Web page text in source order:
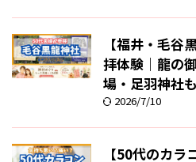
【福井・毛谷
拝体験｜龍の
場・足羽神社も
2026/7/10
【50代のカ